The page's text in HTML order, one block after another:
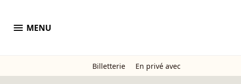
menu MENU
Billetterie En privé avec